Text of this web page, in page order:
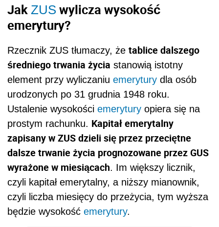
Jak ZUS wylicza wysokość
emerytury?
Rzecznik ZUS tłumaczy, że tablice dalszego
średniego trwania życia stanowią istotny
element przy wyliczaniu emerytury dla osób
urodzonych po 31 grudnia 1948 roku.
Ustalenie wysokości emerytury opiera się na
prostym rachunku. Kapitał emerytalny
zapisany w ZUS dzieli się przez przeciętne
dalsze trwanie życia prognozowane przez GUS
wyrażone w miesiącach. Im większy licznik,
czyli kapitał emerytalny, a niższy mianownik,
czyli liczba miesięcy do przeżycia, tym wyższa
będzie wysokość emerytury.